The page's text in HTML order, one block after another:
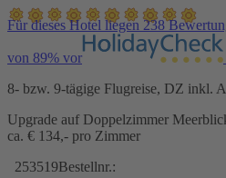
Für dieses Hotel liegen 238
von 89% vor
8- bzw. 9-tägige Flugreise, DZ inkl.
Upgrade auf Doppelzimmer
ca. € 134,- pro Zimmer
253519Bestellnr.: